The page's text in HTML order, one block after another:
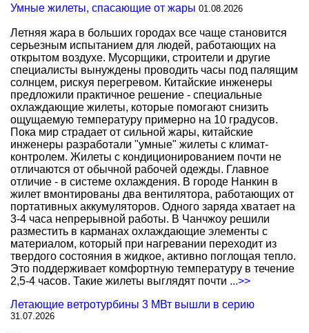
Умные жилеты, спасающие от жары 01.08.2026
Летняя жара в больших городах все чаще становится
серьезным испытанием для людей, работающих на
открытом воздухе. Мусорщики, строители и другие
специалисты вынуждены проводить часы под палящим
солнцем, рискуя перегревом. Китайские инженеры
предложили практичное решение - специальные
охлаждающие жилеты, которые помогают снизить
ощущаемую температуру примерно на 10 градусов.
Пока мир страдает от сильной жары, китайские
инженеры разработали "умные" жилеты с климат-
контролем. Жилеты с кондиционированием почти не
отличаются от обычной рабочей одежды. Главное
отличие - в системе охлаждения. В городе Нанкин в
жилет вмонтированы два вентилятора, работающих от
портативных аккумуляторов. Одного заряда хватает на
3-4 часа непрерывной работы. В Чанчжоу решили
разместить в карманах охлаждающие элементы с
материалом, который при нагревании переходит из
твердого состояния в жидкое, активно поглощая тепло.
Это поддерживает комфортную температуру в течение
2,5-4 часов. Такие жилеты выглядят почти ...>>
Летающие ветротурбины 3 МВт вышли в серию
31.07.2026